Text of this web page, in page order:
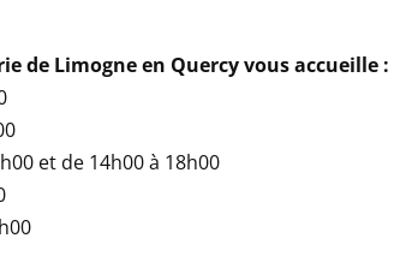
de Limogne en Quercy vous accueille :
et de 14h00 à 18h00